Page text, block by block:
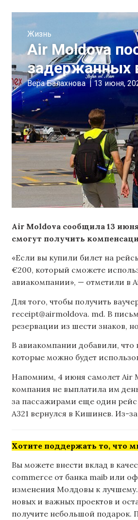
Жизнь
Air Moldova
задержанных
Вера Балахнова | 13 июня,
Air Moldova сообщила 13
смогут получить
«Если вы купили билет на
€200, который сможете
авиакомпании», — отметили в
Для того, чтобы получить
receipt@airmoldova. md. В
резервации из шести знаков,
В авиакомпании добавили, что
которые можно будет
Напомним, 4 июня самолет Air
компания не выплатила им
за пассажирами еще один рейс
A321 вернулся в Кишинев. Из-
Хотите поддержать то, что
Вы можете внести вклад в
commerce от банка maib или
изменения Молдовы к
новых и важных проектов и
получите небольшой подарок.